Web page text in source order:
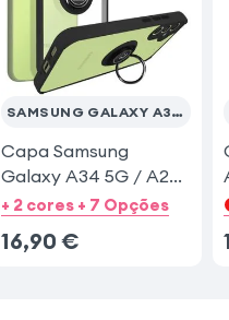
iPhone SE 2022
SAMSUNG GALAXY A34 5G
Capa Samsung
Galaxy A34 5G / A2
com Anel
+ 2 cores + 7 Opções
16,90 €